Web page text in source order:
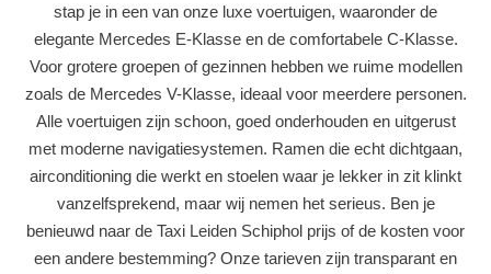
stap je in een van onze luxe voertuigen, waaronder de
elegante Mercedes E-Klasse en de comfortabele C-Klasse.
Voor grotere groepen of gezinnen hebben we ruime modellen
zoals de Mercedes V-Klasse, ideaal voor meerdere personen.
Alle voertuigen zijn schoon, goed onderhouden en uitgerust
met moderne navigatiesystemen. Ramen die echt dichtgaan,
airconditioning die werkt en stoelen waar je lekker in zit klinkt
vanzelfsprekend, maar wij nemen het serieus. Ben je
benieuwd naar de Taxi Leiden Schiphol prijs of de kosten voor
een andere bestemming? Onze tarieven zijn transparant en